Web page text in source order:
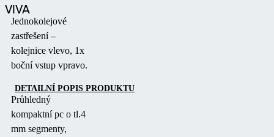
VIVA
DETAILNÍ POPIS PRODUKTU
Jednokolejové
zastřešení –
kolejnice vlevo, 1x
boční vstup vpravo.
Průhledný
kompaktní pc o tl.4
mm segmenty,